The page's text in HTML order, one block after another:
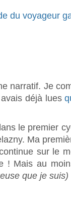
du voyageur
narratif. Je
déjà lues
le premier
Ma
sur le
! Mais au
que je suis)